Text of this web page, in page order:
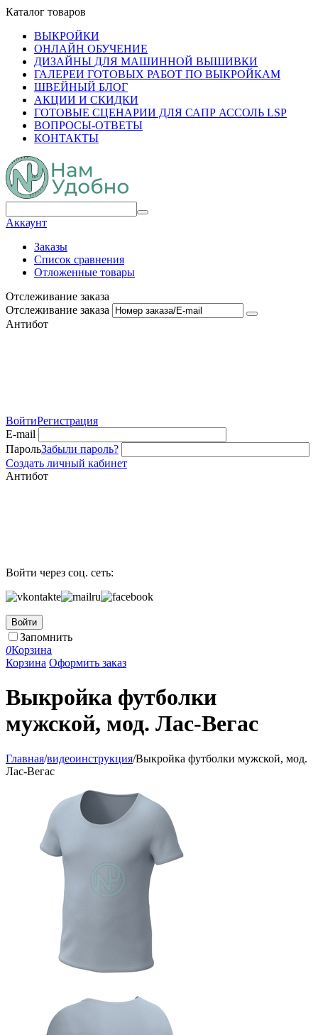
Каталог товаров
ВЫКРОЙКИ
ОНЛАЙН ОБУЧЕНИЕ
ДИЗАЙНЫ ДЛЯ МАШИННОЙ ВЫШИВКИ
ГАЛЕРЕИ ГОТОВЫХ РАБОТ ПО ВЫКРОЙКАМ
ШВЕЙНЫЙ БЛОГ
АКЦИИ И СКИДКИ
ГОТОВЫЕ СЦЕНАРИИ ДЛЯ САПР АССОЛЬ LSP
ВОПРОСЫ-ОТВЕТЫ
КОНТАКТЫ
Аккаунт
Заказы
Список сравнения
Отложенные товары
Отслеживание заказа
Отслеживание заказа
Антибот
ВойтиРегистрация
E-mail
ПарольЗабыли пароль?
Создать личный кабинет
Антибот
Войти через соц. сеть:
Войти
Запомнить
0Корзина
Корзина Оформить заказ
Выкройка футболки
мужской, мод. Лас-Вегас
Главная/видеоинструкция/Выкройка футболки мужской, мод.
Лас-Вегас